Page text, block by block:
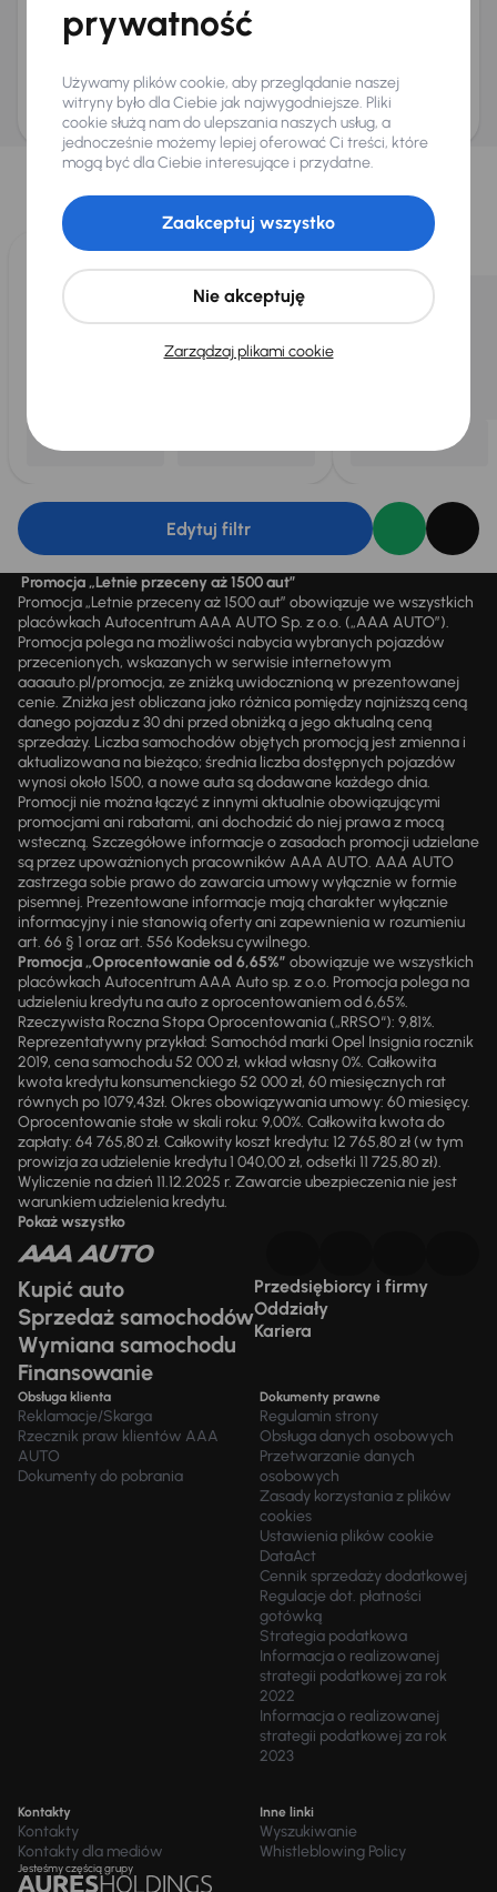
Wyślij zapytanie
ani zagwarantowaną dostępnością pojazdu. AURES Holdings a.s., z siedzibą
Dopraváků 874/15, Čimice, 184 00 Praga 8, będzie przechowywać i przetwarzać
Twoje dane osobowe zgodnie z zasadami ochrony i przetwarzaniadanych
osobowych
Wybraliśmy dla Ciebie
Wybieramy dla Ciebienajlepsze pojazdyz naszej oferty. Kupimy
dla Ciebiedo 400 pojazdówkażdego dnia.
Edytuj filtr
Promocja „Letnie przeceny aż 1500 aut”
Promocja „Letnie przeceny aż 1500 aut” obowiązuje we wszystkich
placówkach Autocentrum AAA AUTO Sp. z o.o. („AAA AUTO”).
Promocja polega na możliwości nabycia wybranych pojazdów
przecenionych, wskazanych w serwisie internetowym
aaaauto.pl/promocja, ze zniżką uwidocznioną w prezentowanej
cenie. Zniżka jest obliczana jako różnica pomiędzy najniższą ceną
danego pojazdu z 30 dni przed obniżką a jego aktualną ceną
sprzedaży. Liczba samochodów objętych promocją jest zmienna i
aktualizowana na bieżąco; średnia liczba dostępnych pojazdów
wynosi około 1500, a nowe auta są dodawane każdego dnia.
Promocji nie można łączyć z innymi aktualnie obowiązującymi
promocjami ani rabatami, ani dochodzić do niej prawa z mocą
wsteczną. Szczegółowe informacje o zasadach promocji udzielane
są przez upoważnionych pracowników AAA AUTO. AAA AUTO
zastrzega sobie prawo do zawarcia umowy wyłącznie w formie
pisemnej. Prezentowane informacje mają charakter wyłącznie
informacyjny i nie stanowią oferty ani zapewnienia w rozumieniu
art. 66 § 1 oraz art. 556 Kodeksu cywilnego.
Promocja „Oprocentowanie od 6,65%” obowiązuje we wszystkich
placówkach Autocentrum AAA Auto sp. z o.o. Promocja polega na
udzieleniu kredytu na auto z oprocentowaniem od 6,65%.
Rzeczywista Roczna Stopa Oprocentowania („RRSO“): 9,81%.
Reprezentatywny przykład: Samochód marki Opel Insignia rocznik
2019, cena samochodu 52 000 zł, wkład własny 0%. Całkowita
kwota kredytu konsumenckiego 52 000 zł, 60 miesięcznych rat
równych po 1079,43zł. Okres obowiązywania umowy: 60 miesięcy.
Oprocentowanie stałe w skali roku: 9,00%. Całkowita kwota do
zapłaty: 64 765,80 zł. Całkowity koszt kredytu: 12 765,80 zł (w tym
prowizja za udzielenie kredytu 1 040,00 zł, odsetki 11 725,80 zł).
Wyliczenie na dzień 11.12.2025 r. Zawarcie ubezpieczenia nie jest
warunkiem udzielenia kredytu.
Pokaż wszystko
Kupić auto
Sprzedaż samochodów
Wymiana samochodu
Finansowanie
Przedsiębiorcy i firmy
Oddziały
Kariera
Obsługa klienta
Reklamacje/Skarga
Rzecznik praw klientów AAA
AUTO
Dokumenty do pobrania
Dokumenty prawne
Regulamin strony
Obsługa danych osobowych
Przetwarzanie danych
osobowych
Zasady korzystania z plików
cookies
Ustawienia plików cookie
DataAct
Cennik sprzedaży dodatkowej
Regulacje dot. płatności
gotówką
Strategia podatkowa
Informacja o realizowanej
strategii podatkowej za rok
2022
Informacja o realizowanej
strategii podatkowej za rok
2023
Kontakty
Kontakty
Kontakty dla mediów
Inne linki
Wyszukiwanie
Whistleblowing Policy
Jesteśmy częścią grupy
prywatność
Używamy plików cookie, aby przeglądanie naszej
witryny było dla Ciebie jak najwygodniejsze. Pliki
cookie służą nam do ulepszania naszych usług, a
jednocześnie możemy lepiej oferować Ci treści, które
mogą być dla Ciebie interesujące i przydatne.
Zarządzaj plikami cookie
Nie akceptuję
Zaakceptuj wszystko